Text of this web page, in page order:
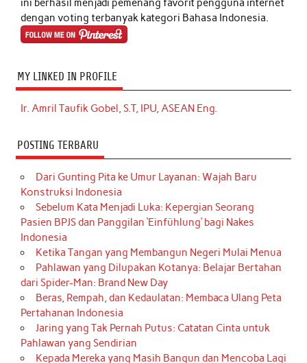
ini berhasil menjadi pemenang favorit pengguna internet
dengan voting terbanyak kategori Bahasa Indonesia.
MY LINKED IN PROFILE
Ir. Amril Taufik Gobel, S.T, IPU, ASEAN Eng.
POSTING TERBARU
Dari Gunting Pita ke Umur Layanan: Wajah Baru
Konstruksi Indonesia
Sebelum Kata Menjadi Luka: Kepergian Seorang
Pasien BPJS dan Panggilan ‘Einfühlung’ bagi Nakes
Indonesia
Ketika Tangan yang Membangun Negeri Mulai Menua
Pahlawan yang Dilupakan Kotanya: Belajar Bertahan
dari Spider-Man: Brand New Day
Beras, Rempah, dan Kedaulatan: Membaca Ulang Peta
Pertahanan Indonesia
Jaring yang Tak Pernah Putus: Catatan Cinta untuk
Pahlawan yang Sendirian
Kepada Mereka yang Masih Bangun dan Mencoba Lagi